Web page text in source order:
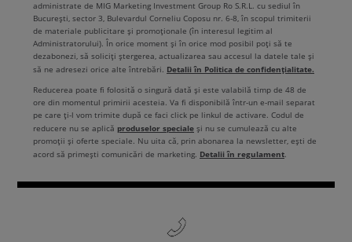
administrate de MIG Marketing Investment Group Ro S.R.L. cu sediul în
București, sector 3, Bulevardul Corneliu Coposu nr. 6-8, în scopul trimiterii
de materiale publicitare și promoționale (în interesul legitim al
Administratorului). În orice moment și în orice mod posibil poți să te
dezabonezi, să soliciți ștergerea, actualizarea sau accesul la datele tale și
să ne adresezi orice alte întrebări. Detalii în Politica de confidențialitate.
Reducerea poate fi folosită o singură dată și este valabilă timp de 48 de
ore din momentul primirii acesteia. Va fi disponibilă într-un e-mail separat
pe care ți-l vom trimite după ce faci click pe linkul de activare. Codul de
reducere nu se aplică produselor speciale și nu se cumulează cu alte
promoții și oferte speciale. Nu uita că, prin abonarea la newsletter, ești de
acord să primești comunicări de marketing. Detalii în regulament.